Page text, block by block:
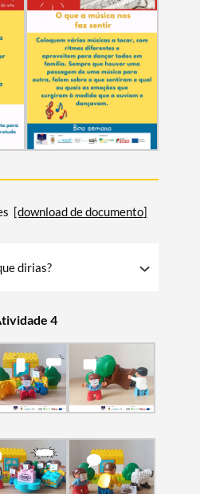
[download de documento]
dirias?
4